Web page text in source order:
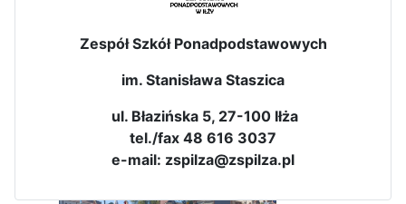
Zespół Szkół Ponadpodstawowych
im. Stanisława Staszica
ul. Błazińska 5, 27-100 Iłża
tel./fax 48 616 3037
e-mail: zspilza@zspilza.pl